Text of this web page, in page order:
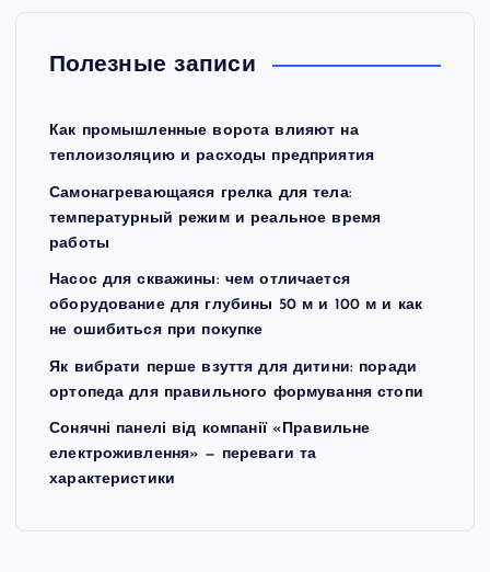
Полезные записи
Как промышленные ворота влияют на
теплоизоляцию и расходы предприятия
Самонагревающаяся грелка для тела:
температурный режим и реальное время
работы
Насос для скважины: чем отличается
оборудование для глубины 50 м и 100 м и как
не ошибиться при покупке
Як вибрати перше взуття для дитини: поради
ортопеда для правильного формування стопи
Сонячні панелі від компанії «Правильне
електроживлення» — переваги та
характеристики